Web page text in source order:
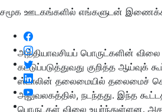
சமூக ஊடகங்களில் எங்களுடன்
அத்தியாவசியப் பொருட்களின்
கட்டுப்படுத்துவது குறித்த ஆய்வுக்
ஸ்டாலின் தலைமையில் தலைமைச்
அலுவலகத்தில், நடந்தது. இந்த
பொருட்கள் விலை உயர்ந்துள்ளன.